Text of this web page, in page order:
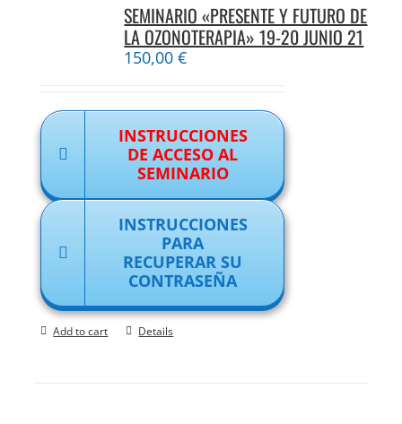
SEMINARIO «PRESENTE Y FUTURO DE
LA OZONOTERAPIA» 19-20 JUNIO 21
150,00€
INSTRUCCIONES
DE ACCESO AL
SEMINARIO
INSTRUCCIONES
PARA
RECUPERAR SU
CONTRASEÑA
Add to cart Details